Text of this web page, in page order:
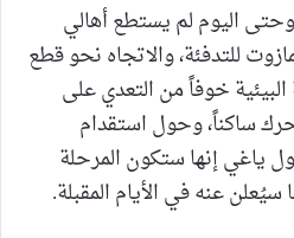
وحتى اليوم لم يستطع أهالي
للتدفئة، والاتجاه نحو قطع
خوفاً من التعدي على
ساكناً، وحول استقدام
ياغي إنها ستكون المرحلة
عنه في الأيام المقبلة.